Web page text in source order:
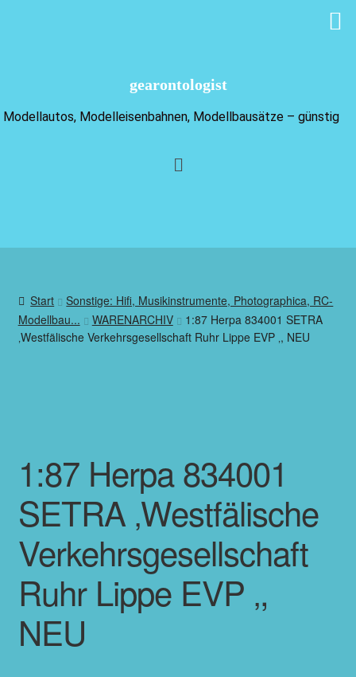
Modellautos, Modelleisenbahnen, Modellbausätze – günstig
Start
Sonstige: Hifi, Musikinstrumente, Photographica, RC-
Modellbau...
WARENARCHIV
1:87 Herpa 834001 SETRA
‚Westfälische Verkehrsgesellschaft Ruhr Lippe EVP ‚, NEU
1:87 Herpa 834001
SETRA ‚Westfälische
Verkehrsgesellschaft
Ruhr Lippe EVP ‚,
NEU
gearontologist